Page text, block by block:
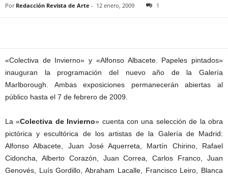
Por Redacción Revista de Arte - 12 enero, 2009 1
«Colectiva de Invierno» y «Alfonso Albacete. Papeles pintados»
inauguran la programación del nuevo año de la Galería
Marlborough. Ambas exposiciones permanecerán abiertas al
público hasta el 7 de febrero de 2009.
La «Colectiva de Invierno» cuenta con una selección de la obra
pictórica y escultórica de los artistas de la Galería de Madrid:
Alfonso Albacete, Juan José Aquerreta, Martín Chirino, Rafael
Cidoncha, Alberto Corazón, Juan Correa, Carlos Franco, Juan
Genovés, Luís Gordillo, Abraham Lacalle, Francisco Leiro, Blanca